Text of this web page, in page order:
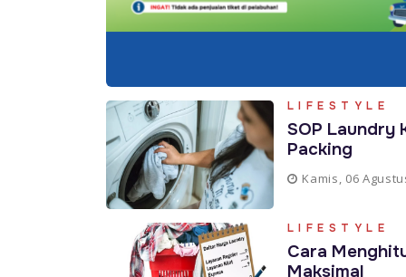
LIFESTYLE
SOP Laundry
Packing
Kamis, 06
LIFESTYLE
Cara
Maksimal